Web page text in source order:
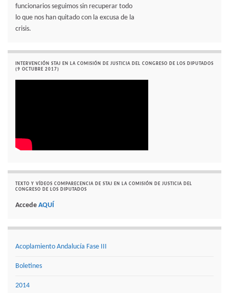
funcionarios seguimos sin recuperar todo
lo que nos han quitado con la excusa de la
crisis.
INTERVENCIÓN STAJ EN LA COMISIÓN DE JUSTICIA DEL CONGRESO DE LOS DIPUTADOS
(9 OCTUBRE 2017)
TEXTO Y VÍDEOS COMPARECENCIA DE STAJ EN LA COMISIÓN DE JUSTICIA DEL
CONGRESO DE LOS DIPUTADOS
Accede AQUÍ
Acoplamiento Andalucía Fase III
Boletines
2014